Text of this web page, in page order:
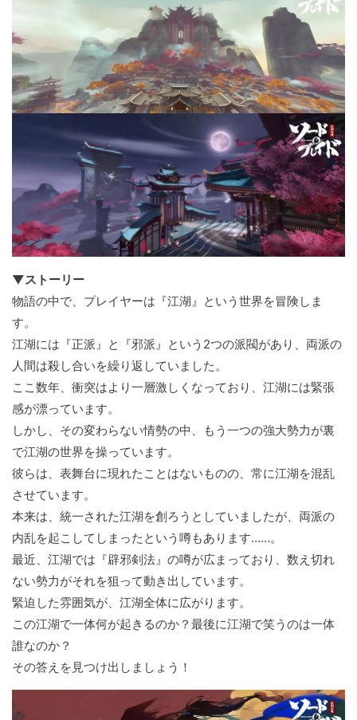
▼ストーリー
物語の中で、プレイヤーは『江湖』という世界を冒険しま
す。
江湖には『正派』と『邪派』という2つの派閥があり、両派の
人間は殺し合いを繰り返していました。
ここ数年、衝突はより一層激しくなっており、江湖には緊張
感が漂っています。
しかし、その変わらない情勢の中、もう一つの強大勢力が裏
で江湖の世界を操っています。
彼らは、表舞台に現れたことはないものの、常に江湖を混乱
させています。
本来は、統一された江湖を創ろうとしていましたが、両派の
内乱を起こしてしまったという噂もあります……。
最近、江湖では『辟邪剣法』の噂が広まっており、数え切れ
ない勢力がそれを狙って動き出しています。
緊迫した雰囲気が、江湖全体に広がります。
この江湖で一体何が起きるのか？最後に江湖で笑うのは一体
誰なのか？
その答えを見つけ出しましょう！